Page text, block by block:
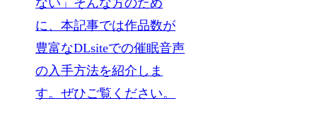
に、本記事では作品数が
豊富なDLsiteでの催眠音声
の入手方法を紹介しま
す。ぜひご覧ください。